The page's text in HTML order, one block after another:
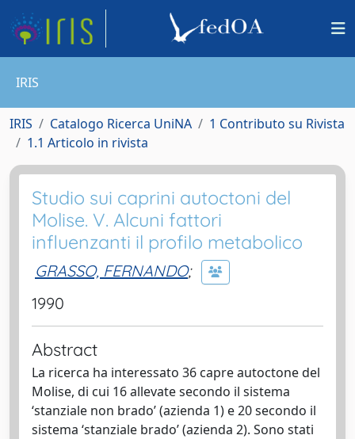
IRIS
IRIS Catalogo Ricerca UniNA
1 Contributo su Rivista
1.1 Articolo in rivista
Studio sui caprini autoctoni del
Molise. V. Alcuni fattori
influenzanti il profilo metabolico
GRASSO, FERNANDO;
1990
Abstract
La ricerca ha interessato 36 capre autoctone del
Molise, di cui 16 allevate secondo il sistema
‘stanziale non brado’ (azienda 1) e 20 secondo il
sistema ‘stanziale brado’ (azienda 2). Sono stati